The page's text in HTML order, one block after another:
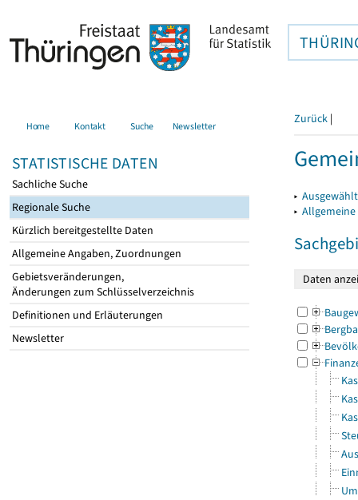
Home Kontakt Suche Newsletter
STATISTISCHE DATEN
Sachliche Suche
Regionale Suche
Kürzlich bereitgestellte Daten
Allgemeine Angaben, Zuordnungen
Gebietsveränderungen,
Änderungen zum Schlüsselverzeichnis
Definitionen und Erläuterungen
Newsletter
Zurück |
▸
▸